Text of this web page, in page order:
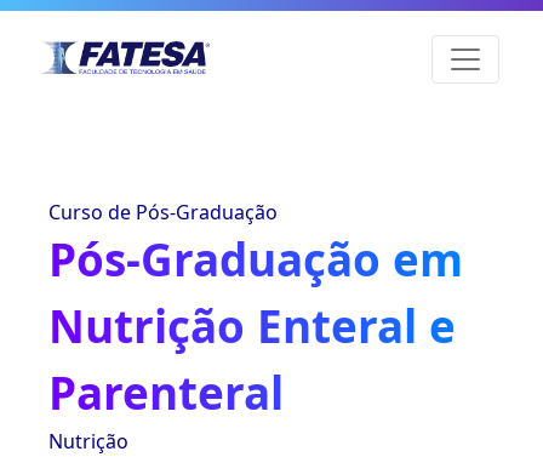
Curso de Pós-Graduação
Pós-Graduação em
Nutrição Enteral e
Parenteral
Nutrição